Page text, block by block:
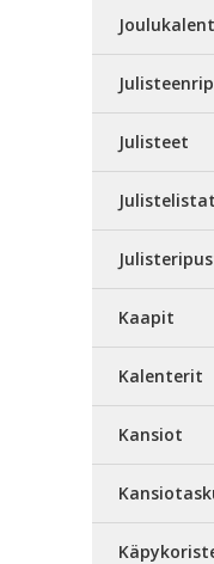
Julisteet
Julistelistat
Kaapit
Kalenterit
Kansiot